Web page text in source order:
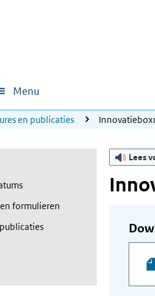
Menu
en publicaties
formulieren
Lees